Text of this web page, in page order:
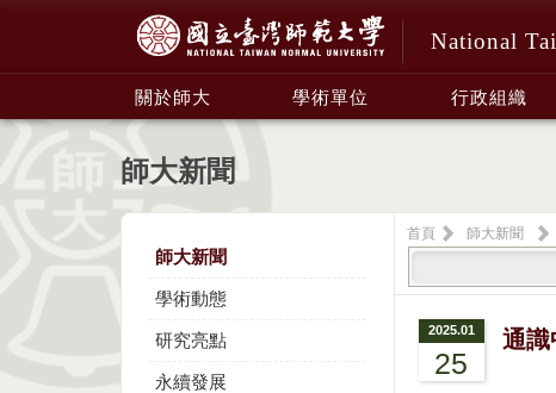
National
關於師大 學術單位 行政組織
師大新聞
師大新聞
學術動態
研究亮點
永續發展
首頁 師大新聞
2025.01
25
通識